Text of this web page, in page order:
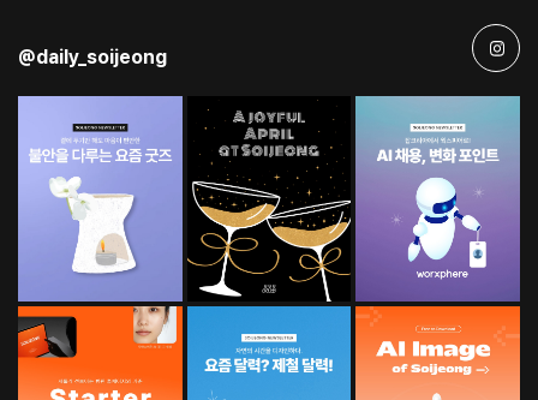
@daily_soijeong